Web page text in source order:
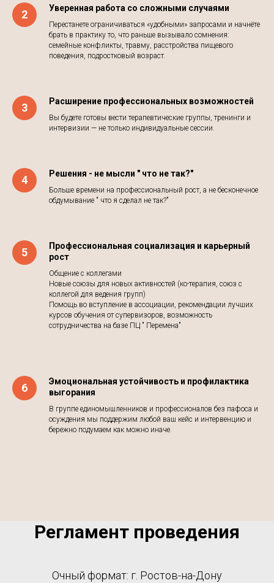
Уверенная работа со сложными случаями
Перестанете ограничиваться «удобными» запросами и начнёте
брать в практику то, что раньше вызывало сомнения:
семейные конфликты, травму, расстройства пищевого
поведения, подростковый возраст.
Расширение профессиональных возможностей
Вы будете готовы вести терапевтические группы, тренинги и
интервизии — не только индивидуальные сессии.
Решения - не мысли " что не так?"
Больше времени на профессиональный рост, а не бесконечное
обдумывание " что я сделал не так?"
Профессиональная социализация и карьерный
рост
Общение с коллегами
Новые союзы для новых активностей (ко-терапия, союз с
коллегой для ведения групп)
Помощь во вступление в ассоциации, рекомендации лучших
курсов обучения от супервизоров, возможность
сотрудничества на базе ПЦ " Перемена"
Эмоциональная устойчивость и профилактика
выгорания
В группе единомышленников и профессионалов без пафоса и
осуждения мы поддержим любой ваш кейс и интервенцию и
бережно подумаем как можно иначе.
Регламент проведения
Очный формат: г. Ростов-на-Дону